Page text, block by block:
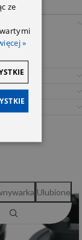
Ulubione
ze
»